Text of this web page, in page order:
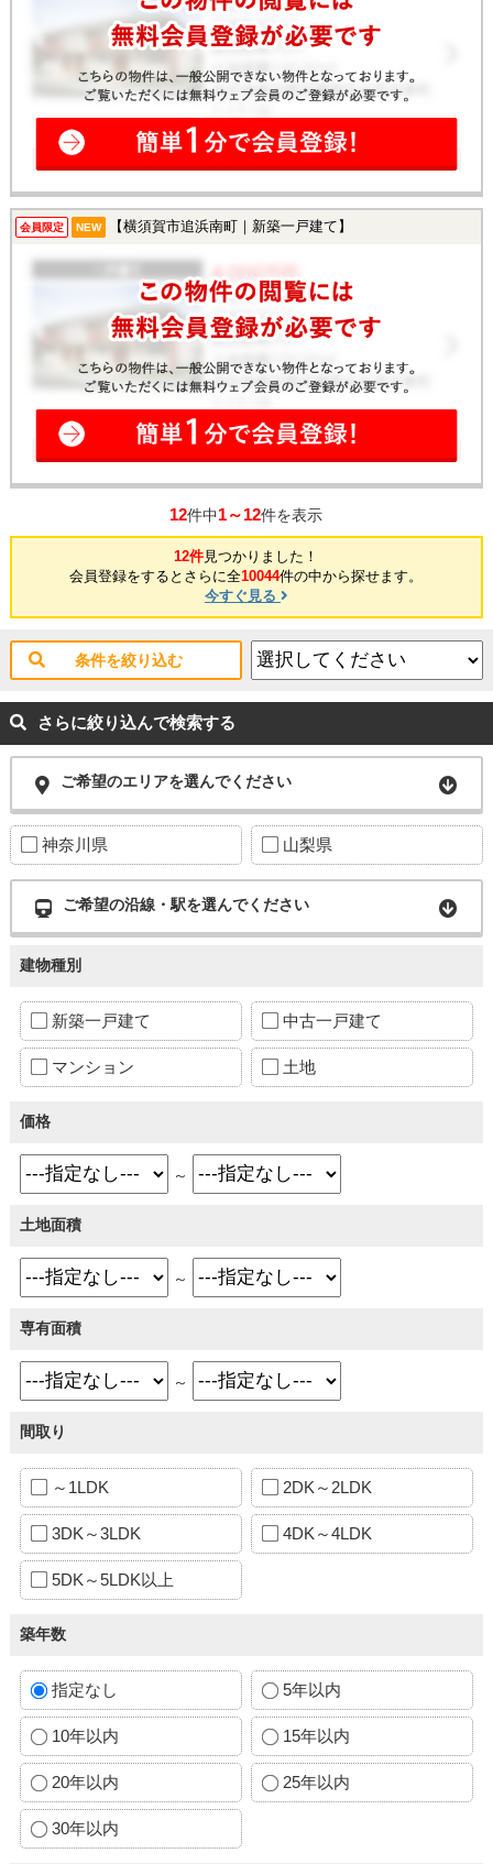
会員限定 NEW 【横須賀市追浜南町｜新築一戸建て】
12件中1～12件を表示
12件見つかりました！
会員登録をするとさらに全10044件の中から探せます。
今すぐ見る
条件を絞り込む
さらに絞り込んで検索する
ご希望のエリアを選んでください
神奈川県 山梨県
ご希望の沿線・駅を選んでください
建物種別
新築一戸建て 中古一戸建て
マンション 土地
価格
～
土地面積
～
専有面積
～
間取り
～1LDK 2DK～2LDK
3DK～3LDK 4DK～4LDK
5DK～5LDK以上
築年数
指定なし 5年以内
10年以内 15年以内
20年以内 25年以内
30年以内